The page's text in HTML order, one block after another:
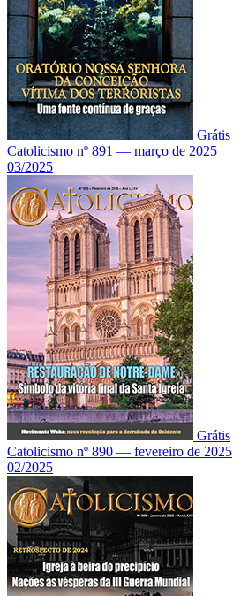
Grátis
Catolicismo nº 891 — março de 2025
03/2025
Grátis
Catolicismo nº 890 — fevereiro de 2025
02/2025